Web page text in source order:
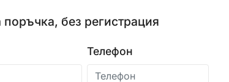
поръчка, без регистрация
Телефон